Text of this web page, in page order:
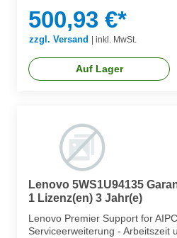
500,93 €*
zzgl. Versand inkl. MwSt.
Auf Lager
Lenovo 5WS1U94135
1 Lizenz(en) 3 Jahr(e)
Lenovo Premier Support for
Serviceerweiterung - Arbeitszeit